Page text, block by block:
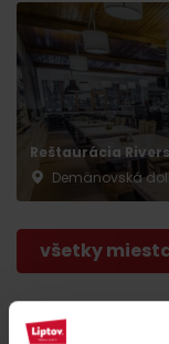
Reštaurácia
Demänovská
všetky